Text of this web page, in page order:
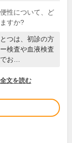
性について、ど
すか?
つは、初診の方
検査や血液検査
でお…
文を読む